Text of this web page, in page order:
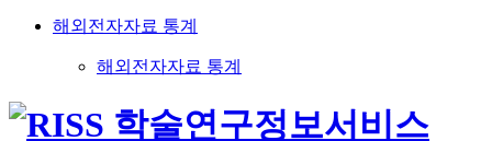
해외전자자료 통계
해외전자자료 통계